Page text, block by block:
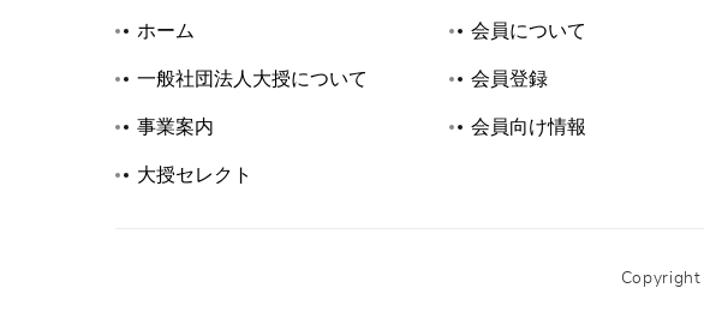
ホーム
一般社団法人大授について
事業案内
大授セレクト
会員について
会員登録
会員向け情報